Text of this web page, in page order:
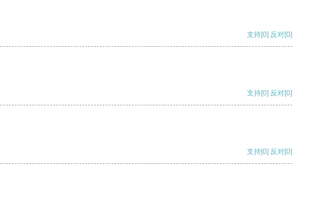
支持[0] 反对[0]
支持[0] 反对[0]
支持[0] 反对[0]